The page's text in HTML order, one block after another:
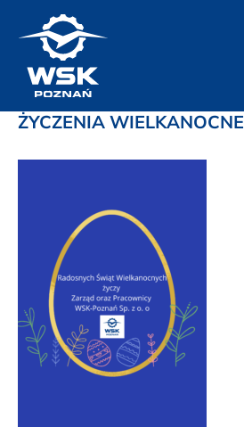
ŻYCZENIA WIELKANOCNE